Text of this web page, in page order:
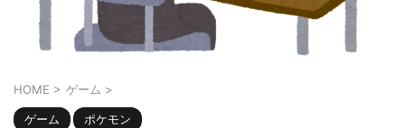
HOME > ゲーム >
ゲーム ポケモン